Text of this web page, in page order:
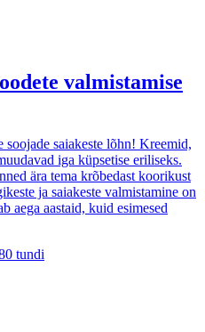
valmistamise
saiakeste lõhn! Kreemid,
iga küpsetise eriliseks.
ära tema krõbedast koorikust
ja saiakeste valmistamine on
aega aastaid, kuid esimesed
tundi